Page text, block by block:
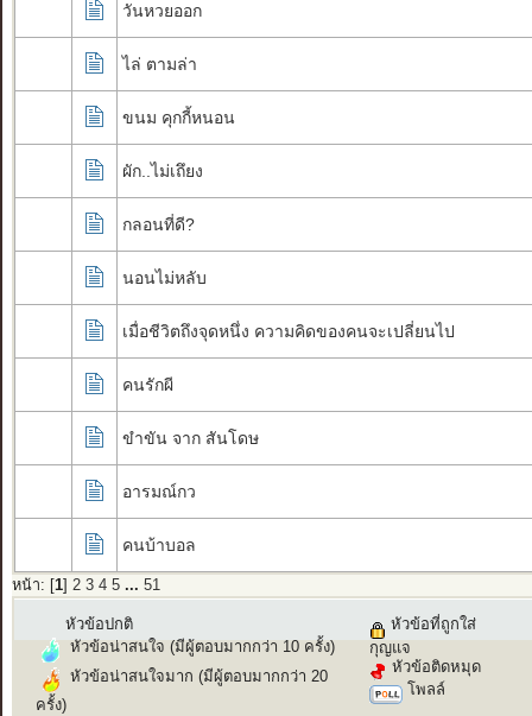
วันหวยออก
ไล่ ตามล่า
ขนม คุกกี้หนอน
ผัก..ไม่เถึยง
กลอนที่ดี?
นอนไม่หลับ
เมื่อชีวิตถึงจุดหนึ่ง ความคิดของคนจะเปลี่ยนไป
คนรักผี
ขำขัน จาก สันโดษ
อารมณ์กว
คนบ้าบอล
หน้า: [ 1] 2 3 4 5 ... 51
หัวข้อปกติ
หัวข้อน่าสนใจ (มีผู้ตอบมากกว่า 10 ครั้ง)
หัวข้อน่าสนใจมาก (มีผู้ตอบมากกว่า 20
ครั้ง)
หัวข้อที่ถูกใส่
กุญแจ
หัวข้อติดหมุด
โพลล์